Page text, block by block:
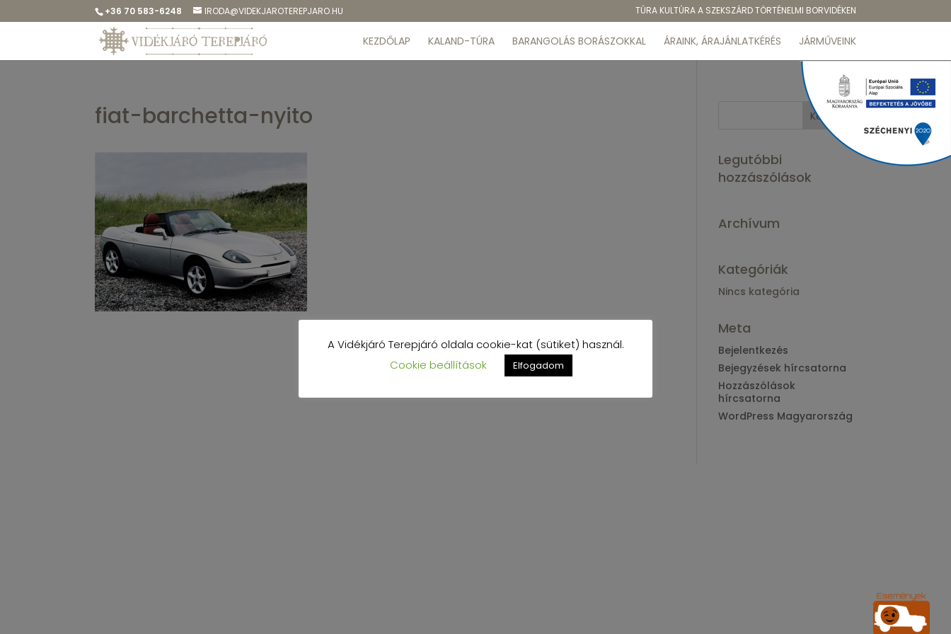
+36 70 583-6248 IRODA@VIDEKJAROTEREPJARO.HU TÚRA KULTÚRA A SZEKSZÁRD TÖRTÉNELMI BORVIDÉKEN
KEZDŐLAP KALAND-TÚRA BARANGOLÁS BORÁSZOKKAL ÁRAINK, ÁRAJÁNLATKÉRÉS JÁRMŰVEINK
fiat-barchetta-nyito
Legutóbbi
hozzászólások
Archívum
Kategóriák
Nincs kategória
Meta
Bejelentkezés
Bejegyzések hírcsatorna
Hozzászólások
hírcsatorna
WordPress Magyarország
A Vidékjáró Terepjáró oldala cookie-kat (sütiket) használ.
Cookie beállítások
Elfogadom